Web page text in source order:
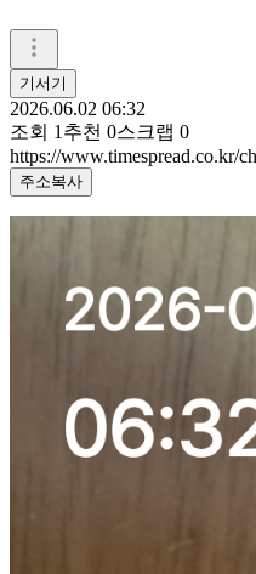
기서기
2026.06.02 06:32
조회 1 추천 0스크랩 0
https://www.timespread.co.kr/
주소복사